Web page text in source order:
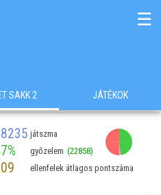
☰
SAKK 2 JÁTÉKOK
játszma
győzelem (22858)
ellenfelek átlagos pontszáma